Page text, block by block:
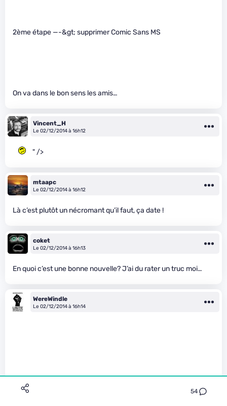
54
2ème étape —-&gt; supprimer Comic Sans MS
On va dans le bon sens les amis…
Vincent_H
Le 02/12/2014 à 16h12
" />
mtaapc
Le 02/12/2014 à 16h12
Là c’est plutôt un nécromant qu’il faut, ça date !
coket
Le 02/12/2014 à 16h13
En quoi c’est une bonne nouvelle? J’ai du rater un truc moi…
WereWindle
Le 02/12/2014 à 16h14